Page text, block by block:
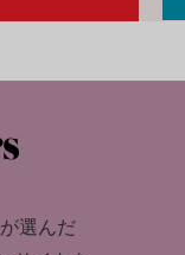
選んだ